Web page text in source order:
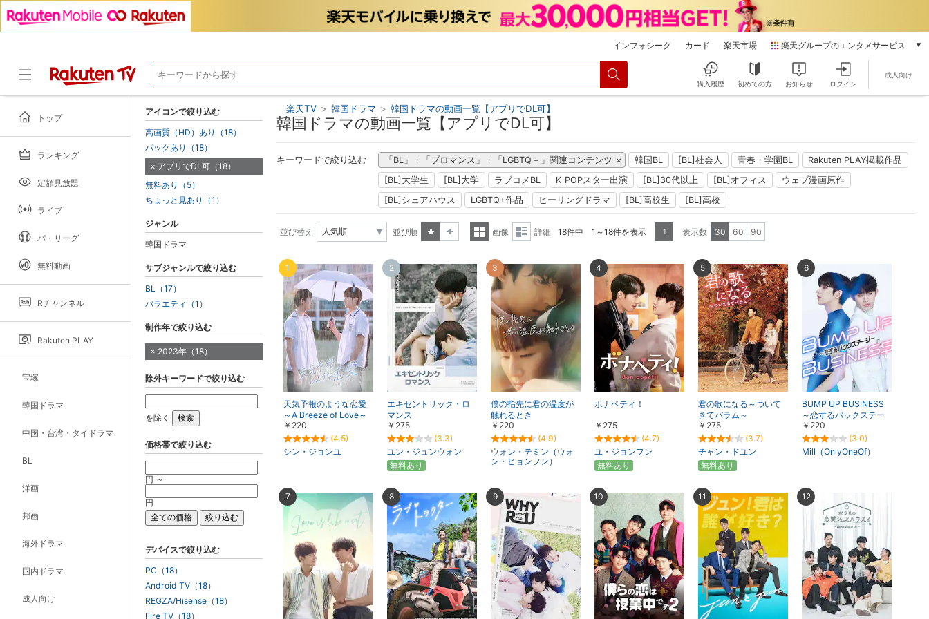
インフォシーク カード 楽天市場 楽天グループのエンタメサービス
本/ゲーム/CD/DVD
雑誌読み放題
楽天マガジン
動画配信
無料テレビ
Rチャンネル
チケット
楽天チケット
エンタメニュース
推し楽
購入履歴 初めての方 お知らせ ログイン
成人向け
トップ
ランキング
定額見放題
ライブ
パ・リーグ
無料動画
Rチャンネル
Rakuten PLAY
宝塚
韓国ドラマ
中国・台湾・タイドラマ
BL
洋画
邦画
海外ドラマ
国内ドラマ
成人向け
楽天TV > 韓国ドラマ > 韓国ドラマの動画一覧【アプリでDL可】
韓国ドラマの動画一覧【アプリでDL可】
キーワードで絞り込む 「BL」・「ブロマンス」・「LGBTQ＋」関連コンテンツ 韓国BL [BL]社会人 青春・学園BL
Rakuten PLAY掲載作品
[BL]大学生
[BL]大学 ラブコメBL K-POPスター出演 [BL]30代以上 [BL]オフィス
ウェブ漫画原作
[BL]シェアハウス
LGBTQ+作品 ヒーリングドラマ [BL]高校生 [BL]高校
並び替え
並び順
表示
画像
表示
詳細 18件中 1～18件を表示 1 表示数 30 60 90
天気予報のような恋愛
～A Breeze of Love～
￥220
(4.5)
シン・ジョンユ
1
エキセントリック・ロ
マンス
￥275
(3.3)
ユン・ジュンウォン
2
無料あり
僕の指先に君の温度が
触れるとき
￥220
(4.9)
ウォン・テミン（ウォ
ン・ヒョンフン）
3
ボナペティ！
￥275
(4.7)
ユ・ジョンフン
4
無料あり
君の歌になる～ついて
きてバラム～
￥275
(3.7)
チャン・ドユン
5
無料あり
BUMP UP BUSINESS
～恋するバックステー
ジ～
￥220
(3.0)
Mill（OnlyOneOf）
6
7 8 9 10 11 12
アイコンで絞り込む
高画質（HD）あり（18）
パックあり（18）
アプリでDL可（18）
無料あり（5）
ちょっと見あり（1）
ジャンル
韓国ドラマ
サブジャンルで絞り込む
BL（17）
バラエティ（1）
制作年で絞り込む
2023年（18）
除外キーワードで絞り込む
を除く
価格帯で絞り込む
円 ～
円
デバイスで絞り込む
PC（18）
Android TV（18）
REGZA/Hisense（18）
Fire TV（18）